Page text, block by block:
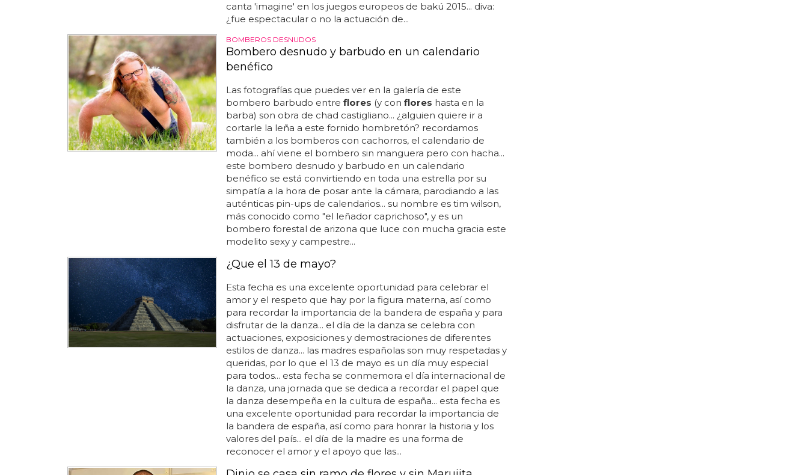
canta 'imagine' en los juegos europeos de bakú 2015... diva:
¿fue espectacular o no la actuación de...
BOMBEROS DESNUDOS
Bombero desnudo y barbudo en un calendario
benéfico
Las fotografías que puedes ver en la galería de este
bombero barbudo entre flores (y con flores hasta en la
barba) son obra de chad castigliano... ¿alguien quiere ir a
cortarle la leña a este fornido hombretón? recordamos
también a los bomberos con cachorros, el calendario de
moda... ahí viene el bombero sin manguera pero con hacha...
este bombero desnudo y barbudo en un calendario
benéfico se está convirtiendo en toda una estrella por su
simpatía a la hora de posar ante la cámara, parodiando a las
auténticas pin-ups de calendarios... su nombre es tim wilson,
más conocido como "el leñador caprichoso", y es un
bombero forestal de arizona que luce con mucha gracia este
modelito sexy y campestre...
¿Que el 13 de mayo?
Esta fecha es una excelente oportunidad para celebrar el
amor y el respeto que hay por la figura materna, así como
para recordar la importancia de la bandera de españa y para
disfrutar de la danza... el día de la danza se celebra con
actuaciones, exposiciones y demostraciones de diferentes
estilos de danza... las madres españolas son muy respetadas y
queridas, por lo que el 13 de mayo es un día muy especial
para todos... esta fecha se conmemora el día internacional de
la danza, una jornada que se dedica a recordar el papel que
la danza desempeña en la cultura de españa... esta fecha es
una excelente oportunidad para recordar la importancia de
la bandera de españa, así como para honrar la historia y los
valores del país... el día de la madre es una forma de
reconocer el amor y el apoyo que las...